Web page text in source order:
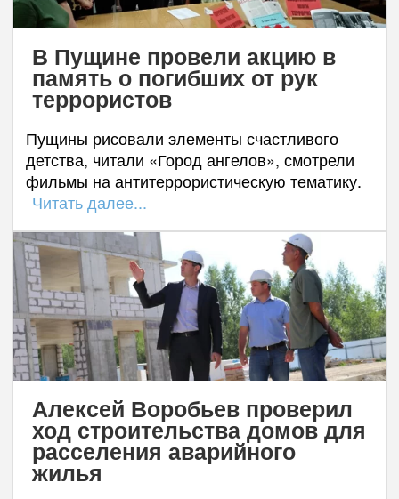
В Пущине провели акцию в
память о погибших от рук
террористов
Пущины рисовали элементы счастливого
детства, читали «Город ангелов», смотрели
фильмы на антитеррористическую тематику.
Читать далее...
Алексей Воробьев проверил
ход строительства домов для
расселения аварийного
жилья